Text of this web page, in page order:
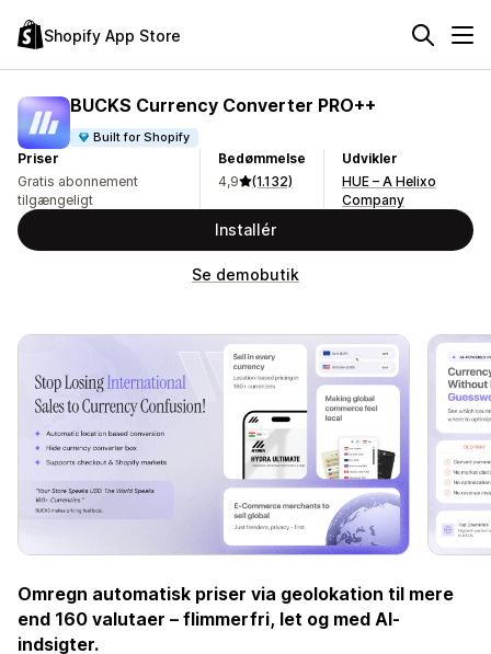
Shopify App Store
BUCKS Currency Converter PRO++
Built for Shopify
Priser
Gratis abonnement
tilgængeligt
Bedømmelse
4,9
(1.132)
Udvikler
HUE – A Helixo
Company
Installér
Se demobutik
Omregn automatisk priser via geolokation til mere
end 160 valutaer – flimmerfri, let og med AI-
indsigter.